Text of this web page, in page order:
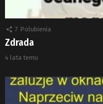
7 Polubienia
Zdrada
4 lata temu